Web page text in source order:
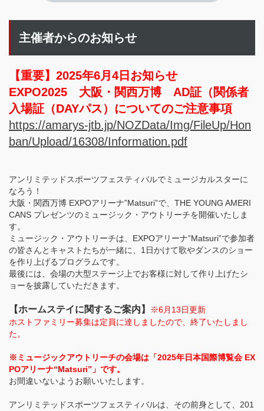
主催者からのお知らせ
【重要】2025年6月4日お知らせ
EXPO2025 大阪・関西万博 AD証（関係者
入場証（DAYパス）についてのご注意事項
https://amarys-jtb.jp/NOZData/Img/FileUp/Hon
ban/Upload/16308/Information.pdf
アンリミテッドスポーツフェスティバルでミュージカルスターに
なろう！
大阪・関西万博 EXPOアリーナ”Matsuri”で、THE YOUNG AMERI
CANS プレゼンツのミュージック・アウトリーチを開催いたしま
す。
ミュージック・アウトリーチは、EXPOアリーナ”Matsuri”で参加者
の皆さんとキャストたちが一緒に、1日かけて歌やダンスのショー
を作り上げるプログラムです。
最後には、会場の大型ステージ上でお客様に対して作り上げたシ
ョーを披露していただきます。
【ホームステイに関するご案内】
※6月13日更新
ホストファミリー募集は定員に達しましたので、終了いたしまし
た。
※ミュージックアウトリーチの会場は「2025年日本国際博覧会 EX
POアリーナ“Matsuri”」です。
お間違いないようお願いいたします。
アンリミテッドスポーツフェスティバルは、その前身として、201